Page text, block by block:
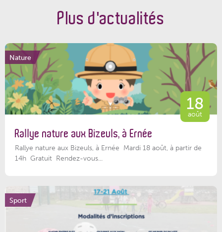
Plus d'actualités
Nature
18
août
Rallye nature aux Bizeuls, à Ernée
Rallye nature aux Bizeuls, à Ernée Mardi 18 août, à partir de
14h Gratuit Rendez-vous...
Sport